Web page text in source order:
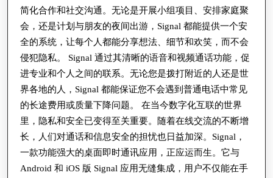
简化合作和社交沟通。无论是开展小组项目、安排家庭聚
会，还是计划与朋友的夜间出游，Signal 都能提供一个安
全的系统，让每个人都能分享想法、细节和欢笑，而不会
侵犯隐私。 Signal 通过其清晰的语音和视频通话功能，促
进专业和个人之间的联系。无论您是拨打附近的人还是世
界各地的人，Signal 都能保证您不会遇到普通电话中常见
的长途费用或质量下降问题。 在当今数字化互联的世界
里，隐私和安全已变得至关重要。随着在线交流的不断增
长，人们对通话和信息安全的担忧也日益加深。Signal，
一款功能强大的桌面即时通讯应用，正应运而生。它与
Android 和 iOS 版 Signal 应用无缝集成，用户不仅能在手